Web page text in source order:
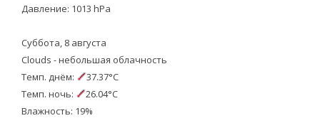
Давление: 1013 hPa
Суббота, 8 августа
Clouds - небольшая облачность
Темп. днём:
37.37°C
Темп. ночь:
26.04°C
Влажность: 19%